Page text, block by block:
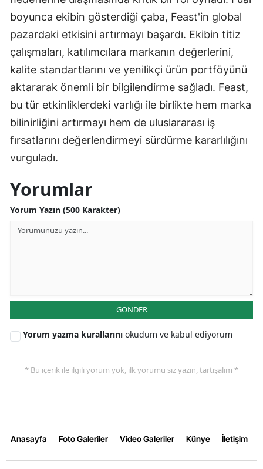
boyunca ekibin gösterdiği çaba, Feast'in global
pazardaki etkisini artırmayı başardı. Ekibin titiz
çalışmaları, katılımcılara markanın değerlerini,
kalite standartlarını ve yenilikçi ürün portföyünü
aktararak önemli bir bilgilendirme sağladı. Feast,
bu tür etkinliklerdeki varlığı ile birlikte hem marka
bilinirliğini artırmayı hem de uluslararası iş
fırsatlarını değerlendirmeyi sürdürme kararlılığını
vurguladı.
Yorumlar
Yorum Yazın (500 Karakter)
GÖNDER
Yorum yazma kurallarını okudum ve kabul ediyorum
* Bu içerik ile ilgili yorum yok, ilk yorumu siz yazın, tartışalım *
Anasayfa Foto Galeriler Video Galeriler Künye İletişim